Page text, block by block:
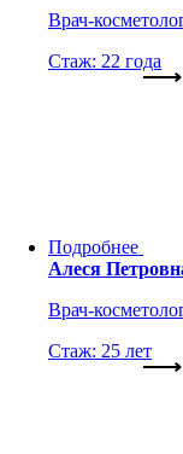
Врач-
Стаж: 22 года
Подробнее
Алеся
Врач-
Стаж: 25 лет